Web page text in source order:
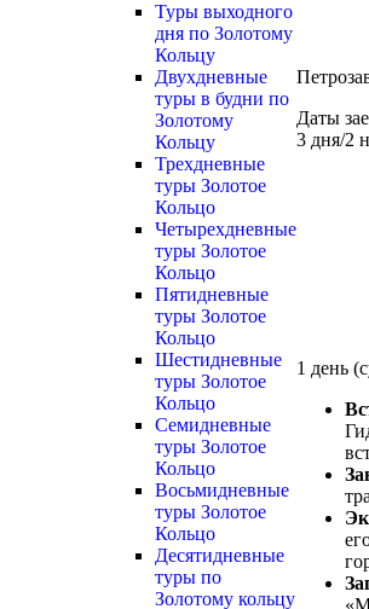
Туры выходного
дня по Золотому
Кольцу
Двухдневные
туры в будни по
Золотому
Кольцу
Трехдневные
туры Золотое
Кольцо
Четырехдневные
туры Золотое
Кольцо
Пятидневные
туры Золотое
Кольцо
Шестидневные
туры Золотое
Кольцо
Семидневные
туры Золотое
Кольцо
Восьмидневные
туры Золотое
Кольцо
Десятидневные
туры по
Золотому кольцу
Даты
3 дня/2
1 день